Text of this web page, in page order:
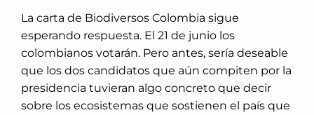
La carta de Biodiversos Colombia sigue
esperando respuesta. El 21 de junio los
colombianos votarán. Pero antes, sería deseable
que los dos candidatos que aún compiten por la
presidencia tuvieran algo concreto que decir
sobre los ecosistemas que sostienen el país que